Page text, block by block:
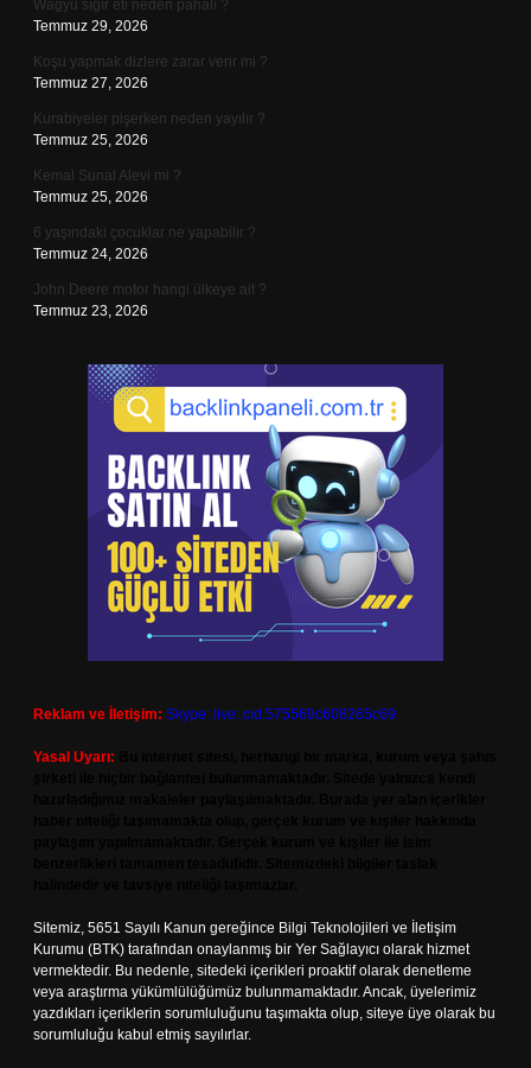
Wagyu sığır eti neden pahalı ?
Temmuz 29, 2026
Koşu yapmak dizlere zarar verir mi ?
Temmuz 27, 2026
Kurabiyeler pişerken neden yayılır ?
Temmuz 25, 2026
Kemal Sunal Alevi mi ?
Temmuz 25, 2026
6 yaşındaki çocuklar ne yapabilir ?
Temmuz 24, 2026
John Deere motor hangi ülkeye ait ?
Temmuz 23, 2026
Reklam ve İletişim: Skype: live:.cid.575569c608265c69
Yasal Uyarı:
Sitemiz, 5651 Sayılı Kanun gereğince Bilgi Teknolojileri ve İletişim
Kurumu (BTK) tarafından onaylanmış bir Yer Sağlayıcı olarak hizmet
vermektedir. Bu nedenle, sitedeki içerikleri proaktif olarak denetleme
veya araştırma yükümlülüğümüz bulunmamaktadır. Ancak, üyelerimiz
yazdıkları içeriklerin sorumluluğunu taşımakta olup, siteye üye olarak bu
sorumluluğu kabul etmiş sayılırlar.